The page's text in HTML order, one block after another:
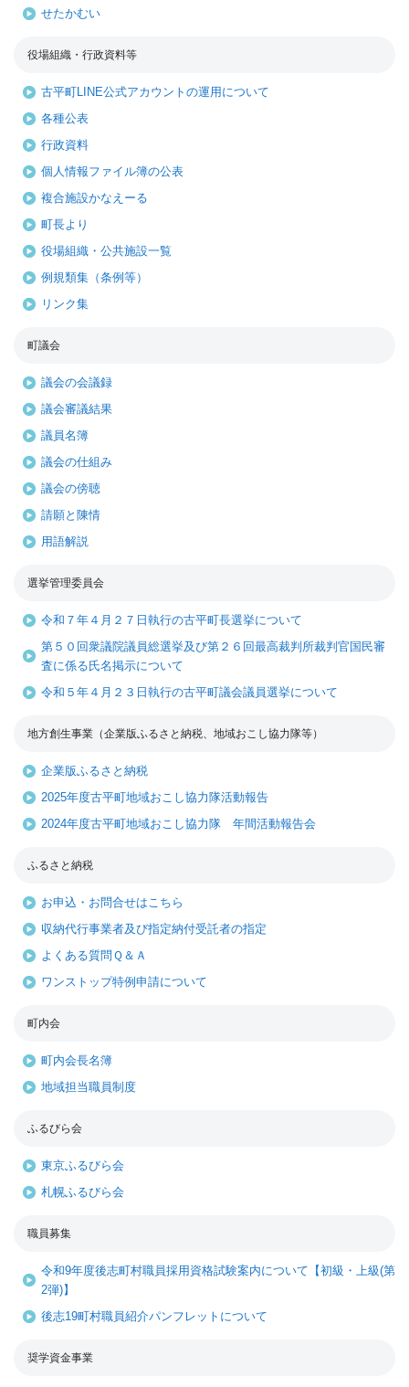
せたかむい
役場組織・行政資料等
古平町LINE公式アカウントの運用について
各種公表
行政資料
個人情報ファイル簿の公表
複合施設かなえーる
町長より
役場組織・公共施設一覧
例規類集（条例等）
リンク集
町議会
議会の会議録
議会審議結果
議員名簿
議会の仕組み
議会の傍聴
請願と陳情
用語解説
選挙管理委員会
令和７年４月２７日執行の古平町長選挙について
第５０回衆議院議員総選挙及び第２６回最高裁判所裁判官国民審
査に係る氏名掲示について
令和５年４月２３日執行の古平町議会議員選挙について
地方創生事業（企業版ふるさと納税、地域おこし協力隊等）
企業版ふるさと納税
2025年度古平町地域おこし協力隊活動報告
2024年度古平町地域おこし協力隊 年間活動報告会
ふるさと納税
お申込・お問合せはこちら
収納代行事業者及び指定納付受託者の指定
よくある質問Ｑ＆Ａ
ワンストップ特例申請について
町内会
町内会長名簿
地域担当職員制度
ふるびら会
東京ふるびら会
札幌ふるびら会
職員募集
令和9年度後志町村職員採用資格試験案内について【初級・上級(第
2弾)】
後志19町村職員紹介パンフレットについて
奨学資金事業